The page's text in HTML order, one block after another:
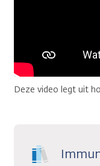
Deze video legt uit